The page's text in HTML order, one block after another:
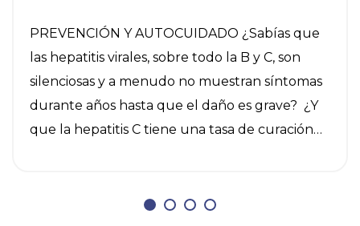
PREVENCIÓN Y AUTOCUIDADO ¿Sabías que
las hepatitis virales, sobre todo la B y C, son
silenciosas y a menudo no muestran síntomas
durante años hasta que el daño es grave? ¿Y
que la hepatitis C tiene una tasa de curación
conviene recordar algunas medidas de